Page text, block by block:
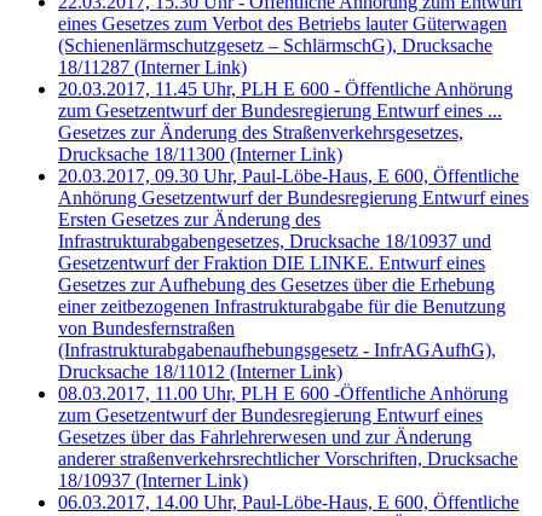
eines Gesetzes zum Verbot des Betriebs lauter Güterwagen
(Schienenlärmschutzgesetz – SchlärmschG), Drucksache
18/11287 (Interner Link)
20.03.2017, 11.45 Uhr, PLH E 600 - Öffentliche Anhörung
zum Gesetzentwurf der Bundesregierung Entwurf eines ...
Gesetzes zur Änderung des Straßenverkehrsgesetzes,
Drucksache 18/11300 (Interner Link)
20.03.2017, 09.30 Uhr, Paul-Löbe-Haus, E 600, Öffentliche
Anhörung Gesetzentwurf der Bundesregierung Entwurf eines
Ersten Gesetzes zur Änderung des
Infrastrukturabgabengesetzes, Drucksache 18/10937 und
Gesetzentwurf der Fraktion DIE LINKE. Entwurf eines
Gesetzes zur Aufhebung des Gesetzes über die Erhebung
einer zeitbezogenen Infrastrukturabgabe für die Benutzung
von Bundesfernstraßen
(Infrastrukturabgabenaufhebungsgesetz - InfrAGAufhG),
Drucksache 18/11012 (Interner Link)
08.03.2017, 11.00 Uhr, PLH E 600 -Öffentliche Anhörung
zum Gesetzentwurf der Bundesregierung Entwurf eines
Gesetzes über das Fahrlehrerwesen und zur Änderung
anderer straßenverkehrsrechtlicher Vorschriften, Drucksache
18/10937 (Interner Link)
06.03.2017, 14.00 Uhr, Paul-Löbe-Haus, E 600, Öffentliche